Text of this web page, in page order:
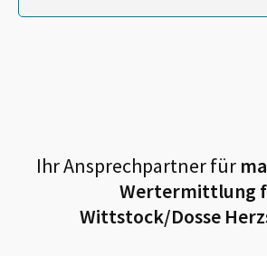
Ihr Ansprechpartner für
Wertermittlung
Wittstock/Dosse